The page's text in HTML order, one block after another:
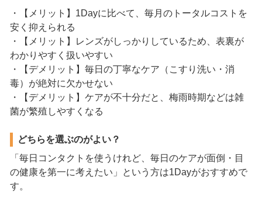
・【メリット】1Dayに比べて、毎月のトータルコストを
安く抑えられる
・【メリット】レンズがしっかりしているため、表裏が
わかりやすく扱いやすい
・【デメリット】毎日の丁寧なケア（こすり洗い・消
毒）が絶対に欠かせない
・【デメリット】ケアが不十分だと、梅雨時期などは雑
菌が繁殖しやすくなる
どちらを選ぶのがよい？
「毎日コンタクトを使うけれど、毎日のケアが面倒・目
の健康を第一に考えたい」という方は1Dayがおすすめで
す。